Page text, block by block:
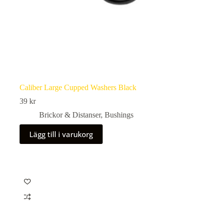
Caliber Large Cupped Washers Black
39 kr
Brickor & Distanser, Bushings
Lägg till i varukorg